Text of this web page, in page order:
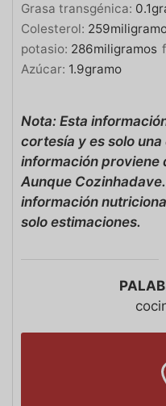
Grasa transgénica: 0.1
Colesterol: 259
potasio: 286miligramos
Azúcar: 1.9gramo
Nota: Esta información se proporciona como
cortesía y es solo una
información proviene
Aunque
información
solo estimaciones.